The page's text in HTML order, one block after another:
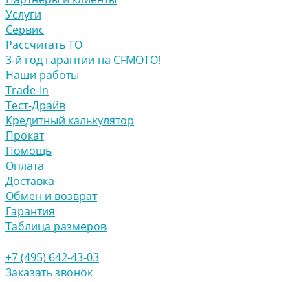
Услуги
Сервис
Рассчитать ТО
3-й год гарантии на CFMOTO!
Наши работы
Trade-In
Тест-Драйв
Кредитный калькулятор
Прокат
Помощь
Оплата
Доставка
Обмен и возврат
Гарантия
Таблица размеров
+7 (495) 642-43-03
Заказать звонок